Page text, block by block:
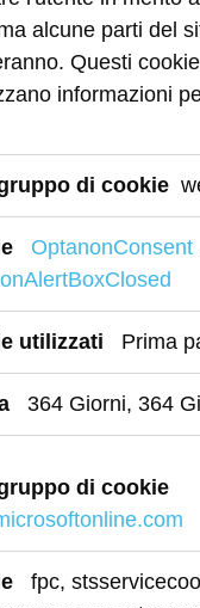
alcune parti del
Questi
informazioni
OptanonConsent
Prima
364 Giorni, 364
fpc,